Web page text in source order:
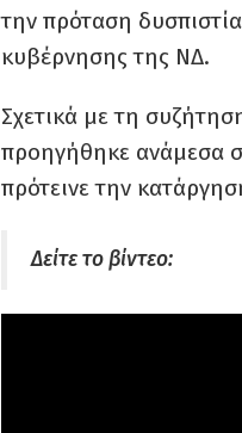
την πρόταση
κυβέρνησης της ΝΔ.
Σχετικά με τη
προηγήθηκε ανάμεσα
πρότεινε την
Δείτε το βίντεο: